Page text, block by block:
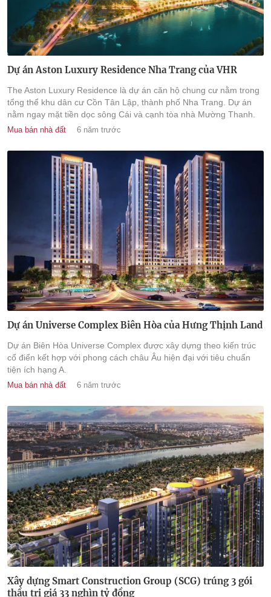
Dự án Aston Luxury Residence Nha Trang của VHR
The Aston Luxury Residence là dự án căn hộ chung cư nằm trong
tổng thể khu dân cư Cồn Tân Lập, thành phố Nha Trang. Dự án
nằm ngay mặt tiền dọc sông Cái và cạnh tòa nhà Mường Thanh.
Mua bán nhà đất 6 năm trước
Dự án Universe Complex Biên Hòa của Hưng Thịnh Land
Dự án Biên Hòa Universe Complex được xây dựng theo kiến trúc
cổ điển kết hợp với phong cách châu Âu hiện đại với tiêu chuẩn
tiện ích hạng A.
Mua bán nhà đất 6 năm trước
Xây dựng Smart Construction Group (SCG) trúng 3 gói
thầu trị giá 33 nghìn tỷ đồng